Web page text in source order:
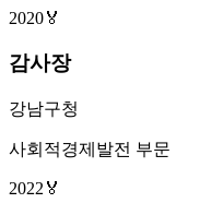
2020🏅
감사장
강남구청
사회적경제발전 부문
2022 🏅